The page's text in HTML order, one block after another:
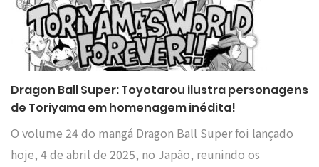
Dragon Ball Super: Toyotarou ilustra personagens
de Toriyama em homenagem inédita!
O volume 24 do mangá Dragon Ball Super foi lançado
hoje, 4 de abril de 2025, no Japão, reunindo os